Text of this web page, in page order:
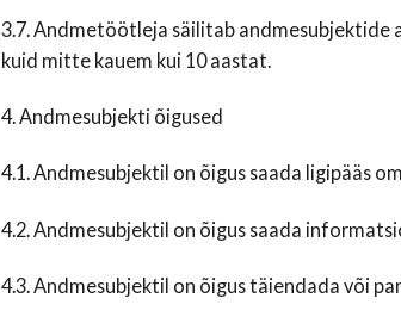
3.7. Andmetöötleja säilitab
kuid mitte kauem kui 10 aastat.
4. Andmesubjekti õigused
4.1. Andmesubjektil on õigus saada ligipääs
4.2. Andmesubjektil on õigus saada
4.3. Andmesubjektil on õigus täiendada või